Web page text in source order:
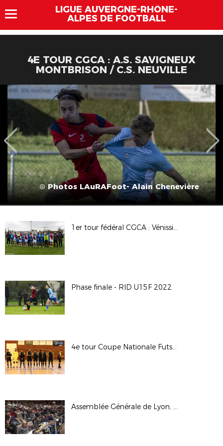
LIGUE AUVERGNE-RHÔNE-
ALPES DE FOOTBALL
4E TOUR CGCA : A.S. SAVIGNEUX
MONTBRISON / C.S. NEUVILLE
© Photos LAuRAFoot- Alain Chenevière
1er tour fédéral CGCA : Vénissieux F.C. / A.S. Monaco
Phase finale - RID U15F 2022
4e tour Coupe Nationale Futsal : OL / Condrieu Futsal Club
Assemblée Générale de Lyon, 26 novembre 2022